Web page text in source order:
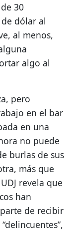
30
dólar al
al menos,
algo al
pero
en el bar
en una
no puede
burlas de sus
más que
revela que
han
de recibir